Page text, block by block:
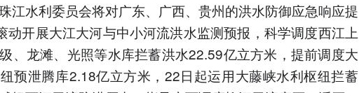
水利委员会将对广东、广西、贵州的洪水防御应急响应提
动开展大江大河与中小河流洪水监测预报，科学调度西江上
、龙滩、光照等水库拦蓄洪水22.59亿立方米，提前调度大
预泄腾库2.18亿立方米，22日起运用大藤峡水利枢纽拦蓄